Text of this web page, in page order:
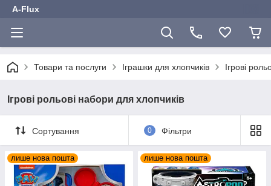
A-Flux
Товари та послуги Іграшки для хлопчиків Ігрові
Ігрові рольові набори для хлопчиків
Сортування 0 Фільтри
лише нова пошта лише нова пошта